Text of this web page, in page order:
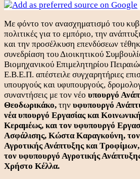
Με φόντο τον ανασχηματισμό του
πολιτικές για το εμπόριο, την
και την προσέλκυση επενδύσεων
συνεδρίαση του Διοικητικού
Βιομηχανικού Επιμελητηρίου
Ε.Β.Ε.Π. απέστειλε συγχαρητήριες
υπουργούς και υφυπουργούς,
συναντήσεις με τον νέο υπουργό
Θεοδωρικάκο, την υφυπουργό
νέα υπουργό Εργασίας και
Κεραμέως, και τον υφυπουργό
Ασφάλισης, Κώστα Καραγκούνη, τον
Αγροτικής Ανάπτυξης και
τον υφυπουργό Αγροτικής
Χρήστο Κέλλα.